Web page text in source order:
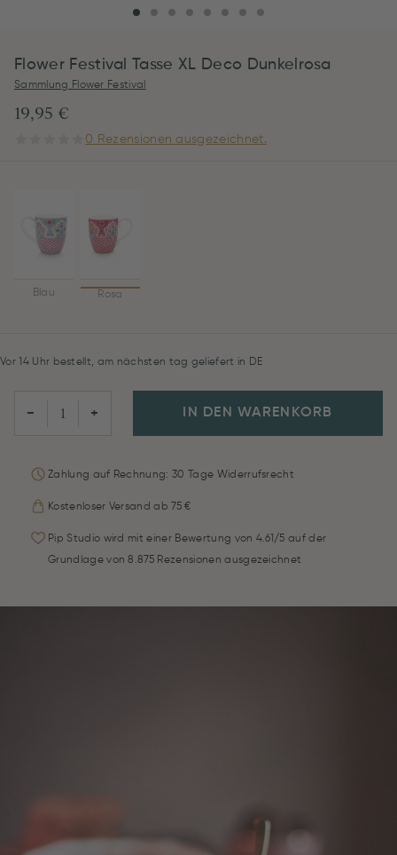
Flower Festival Tasse XL Deco Dunkelrosa
Sammlung Flower Festival
19,95 €
0 Rezensionen ausgezeichnet.
Blau Rosa
Vor 14 Uhr bestellt, am nächsten tag geliefert in DE
− + IN DEN WARENKORB
Zahlung auf Rechnung: 30 Tage Widerrufsrecht
Kostenloser Versand ab 75 €
Pip Studio wird mit einer Bewertung von 4.61/5 auf der
Grundlage von 8.875 Rezensionen ausgezeichnet